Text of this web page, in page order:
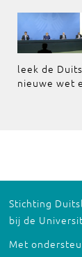
leek de
nieuwe wet
Stichting
bij de
Met